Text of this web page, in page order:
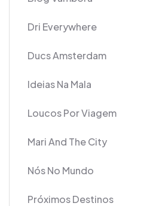
Dri Everywhere
Ducs Amsterdam
Ideias Na Mala
Loucos Por Viagem
Mari And The City
Nós No Mundo
Próximos Destinos